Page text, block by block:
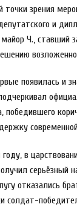
точки зрения
и
Ч.,
появилась и
победившего
в
серьёзный
отказались
солдат-